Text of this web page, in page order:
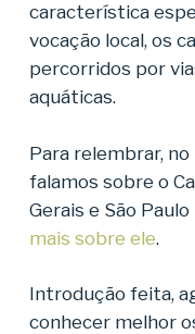
característica
vocação local, os
percorridos por
aquáticas.
Para relembrar,
falamos sobre o
Gerais e São Paulo
mais sobre ele.
Introdução feita,
conhecer melhor